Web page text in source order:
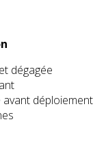
dégagée
avant déploiement